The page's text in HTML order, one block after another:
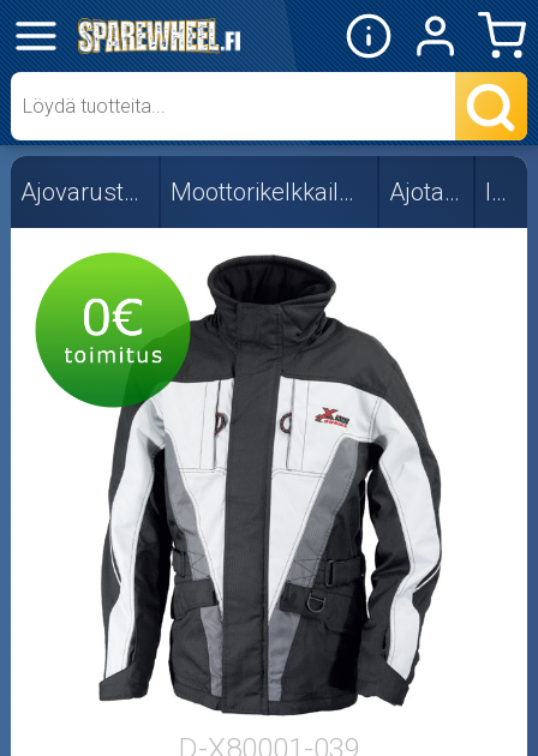
✕
Mopon osat
Skootterin osat
Crossipyörän osat
Moottoripyörän osat
Moottorikelkan osat
Mopoauton osat
Mönkijän osat
Puutarha ja metsä
Ajovarusteet
Nastarenkaat
Ajovarusteet Moottorikelkkailuun Ajotakit IXS
D-X80001-039